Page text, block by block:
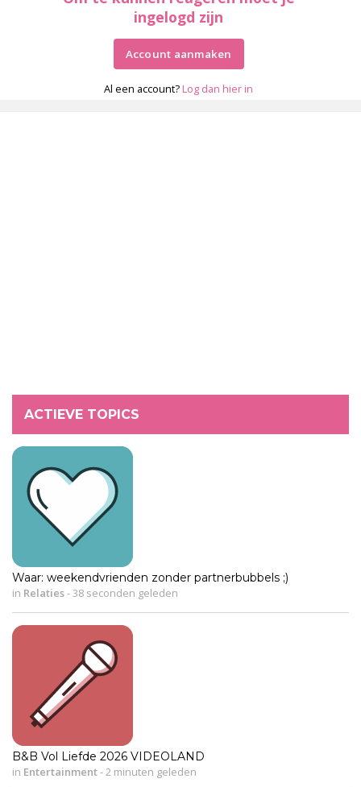
ingelogd zijn
Account aanmaken
Al een account? Log dan hier in
ACTIEVE TOPICS
Waar: weekendvrienden zonder partnerbubbels ;)
in Relaties-38 seconden geleden
B&B Vol Liefde 2026 VIDEOLAND
in Entertainment-2 minuten geleden